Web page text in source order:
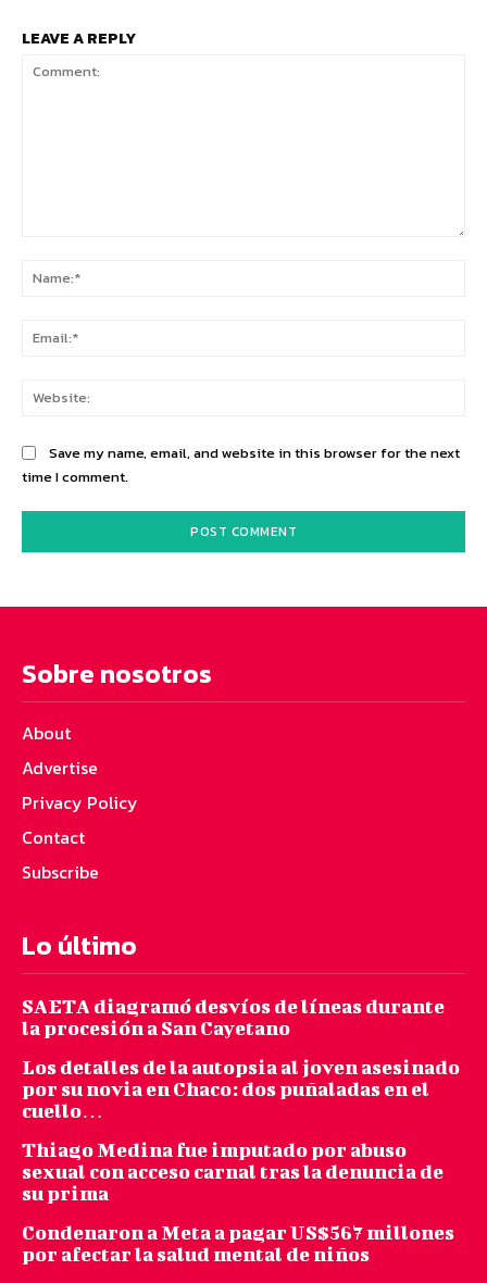
LEAVE A REPLY
Save my name, email, and website in this browser for the next
time I comment.
Sobre nosotros
About
Advertise
Privacy Policy
Contact
Subscribe
Lo último
SAETA diagramó desvíos de líneas durante
la procesión a San Cayetano
Los detalles de la autopsia al joven asesinado
por su novia en Chaco: dos puñaladas en el
cuello…
Thiago Medina fue imputado por abuso
sexual con acceso carnal tras la denuncia de
su prima
Condenaron a Meta a pagar US$567 millones
por afectar la salud mental de niños